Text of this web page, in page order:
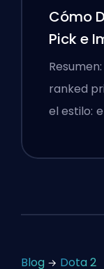
Cómo
Pick e
ranked
el estilo:
Blog Dota 2